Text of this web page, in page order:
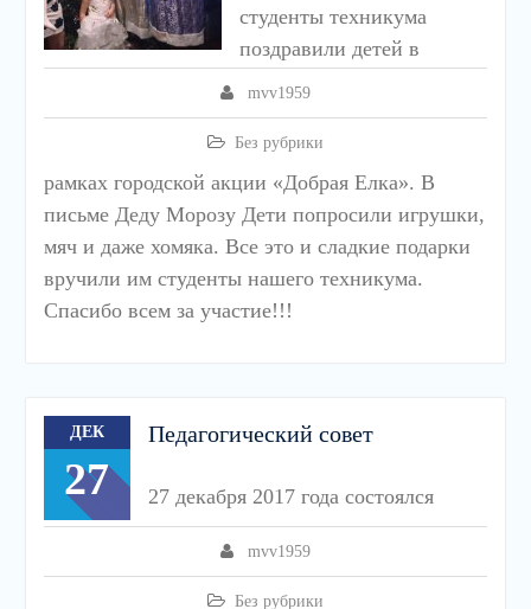
mvv1959
Без рубрики
студенты техникума
поздравили детей в
рамках городской акции «Добрая Елка». В
письме Деду Морозу Дети попросили игрушки,
мяч и даже хомяка. Все это и сладкие подарки
вручили им студенты нашего техникума.
Спасибо всем за участие!!!
ДЕК
27
Педагогический совет
mvv1959
Без рубрики
27 декабря 2017 года состоялся